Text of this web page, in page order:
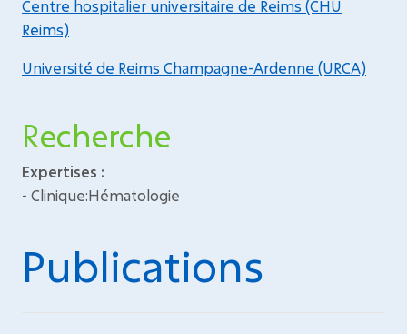
Centre hospitalier universitaire de Reims (CHU
Reims)
Université de Reims Champagne-Ardenne (URCA)
Recherche
Expertises :
- Clinique:Hématologie
Publications